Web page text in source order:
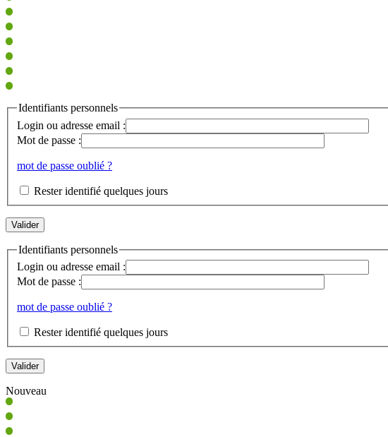
Identifiants personnels
Login ou adresse email :
Mot de passe :
mot de passe oublié ?
Rester identifié quelques jours
Identifiants personnels
Login ou adresse email :
Mot de passe :
mot de passe oublié ?
Rester identifié quelques jours
Nouveau